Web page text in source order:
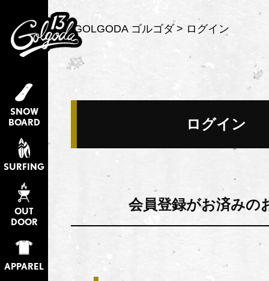
SNOW
BOARD
SURFING
OUT
DOOR
APPAREL
GOLGODA ゴルゴダ ログイン
ログイン
会員登録がお済みの